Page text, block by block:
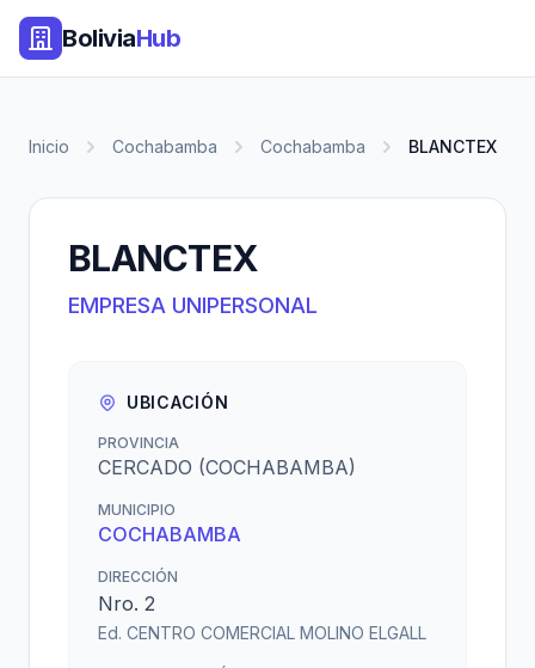
BoliviaHub
Inicio Cochabamba Cochabamba BLANCTEX
BLANCTEX
EMPRESA UNIPERSONAL
UBICACIÓN
PROVINCIA
CERCADO (COCHABAMBA)
MUNICIPIO
COCHABAMBA
DIRECCIÓN
Nro. 2
Ed. CENTRO COMERCIAL MOLINO ELGALL